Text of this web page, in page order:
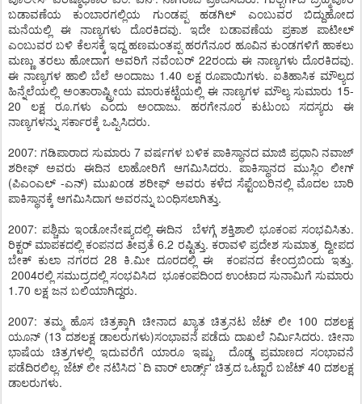
ಬಡಾವಣೆಯ ಕುಂಬಾರಗಲ್ಲಿಯ ಗುಂಡಪ್ಪ ಹಡಗಿಲ್ ಎಂಬುವರ ಬಿದ್ದುಹೋದ
ಮನೆಯಲ್ಲಿ ಈ ನಾಣ್ಯಗಳು ದೊರಕಿದವು. ಇದೇ ಬಡಾವಣೆಯ ಪ್ರಕಾಶ ಪಾಟೀಲ್
ಎಂಬುವರ ಬಳಿ ಕೆಲಸಕ್ಕೆ ಇದ್ದ ಹಣಮಂತಪ್ಪ ಹರಗೆನೂರ ಹೂವಿನ ಕುಂಡಗಳಿಗೆ ಹಾಕಲು
ಮಣ್ಣು ತರಲು ಹೋದಾಗ ಅವರಿಗೆ ನವೆಂಬರ್ 22ರಂದು ಈ ನಾಣ್ಯಗಳು ದೊರಕಿದವು.
ಈ ನಾಣ್ಯಗಳ ಹಾಲಿ ಬೆಲೆ ಅಂದಾಜು 1.40 ಲಕ್ಷ ರೂಪಾಯಿಗಳು. ಐತಿಹಾಸಿಕ ಮೌಲ್ಯದ
ಹಿನ್ನೆಲೆಯಲ್ಲಿ ಅಂತಾರಾಷ್ಟ್ರೀಯ ಮಾರುಕಟ್ಟೆಯಲ್ಲಿ ಈ ನಾಣ್ಯಗಳ ಮೌಲ್ಯ ಸುಮಾರು 15-
20 ಲಕ್ಷ ರೂ.ಗಳು ಎಂದು ಅಂದಾಜು. ಹರಗೇನೂರ ಕುಟುಂಬ ಸದಸ್ಯರು ಈ
ನಾಣ್ಯಗಳನ್ನು ಸರ್ಕಾರಕ್ಕೆ ಒಪ್ಪಿಸಿದರು.
2007: ಗಡಿಪಾರಾದ ಸುಮಾರು 7 ವರ್ಷಗಳ ಬಳಿಕ ಪಾಕಿಸ್ಥಾನದ ಮಾಜಿ ಪ್ರಧಾನಿ ನವಾಜ್
ಶರೀಫ್ ಅವರು ಈದಿನ ಲಾಹೋರಿಗೆ ಆಗಮಿಸಿದರು. ಪಾಕಿಸ್ಥಾನದ ಮುಸ್ಲಿಂ ಲೀಗ್
(ಪಿಎಂಎಲ್ -ಎನ್) ಮುಖಂಡ ಶರೀಫ್ ಅವರು ಕಳೆದ ಸೆಪ್ಟೆಂಬರಿನಲ್ಲಿ ಮೊದಲ ಬಾರಿ
ಪಾಕಿಸ್ಥಾನಕ್ಕೆ ಆಗಮಿಸಿದಾಗ ಅವರನ್ನು ಬಂಧಿಸಲಾಗಿತ್ತು.
2007: ಪಶ್ಚಿಮ ಇಂಡೋನೇಷ್ಯದಲ್ಲಿ ಈದಿನ ಬೆಳಗ್ಗೆ ಶಕ್ತಿಶಾಲಿ ಭೂಕಂಪ ಸಂಭವಿಸಿತು.
ರಿಕ್ಟರ್ ಮಾಪಕದಲ್ಲಿ ಕಂಪನದ ತೀವ್ರತೆ 6.2 ರಷ್ಟಿತ್ತು. ಕರಾವಳಿ ಪ್ರದೇಶ ಸುಮಾತ್ರ ದ್ವೀಪದ
ಬೇಕ್ ಕುಲಾ ನಗರದ 28 ಕಿ.ಮೀ ದೂರದಲ್ಲಿ ಈ ಕಂಪನದ ಕೇಂದ್ರಬಿಂದು ಇತ್ತು.
2004ರಲ್ಲಿ ಸಮುದ್ರದಲ್ಲಿ ಸಂಭವಿಸಿದ ಭೂಕಂಪದಿಂದ ಉಂಟಾದ ಸುನಾಮಿಗೆ ಸುಮಾರು
1.70 ಲಕ್ಷ ಜನ ಬಲಿಯಾಗಿದ್ದರು.
2007: ತಮ್ಮ ಹೊಸ ಚಿತ್ರಕ್ಕಾಗಿ ಚೀನಾದ ಖ್ಯಾತ ಚಿತ್ರನಟ ಜೆಟ್ ಲೀ 100 ದಶಲಕ್ಷ
ಯೂನ್ (13 ದಶಲಕ್ಷ ಡಾಲರುಗಳು)ಸಂಭಾವನೆ ಪಡೆದು ದಾಖಲೆ ನಿರ್ಮಿಸಿದರು. ಚೀನಾ
ಭಾಷೆಯ ಚಿತ್ರಗಳಲ್ಲಿ ಇದುವರೆಗೆ ಯಾರೂ ಇಷ್ಟು ದೊಡ್ಡ ಪ್ರಮಾಣದ ಸಂಭಾವನೆ
ಪಡೆದಿರಲಿಲ್ಲ. ಜೆಟ್ ಲೀ ನಟಿಸಿದ `ದಿ ವಾರ್ ಲಾರ್ಡ್ಸ್' ಚಿತ್ರದ ಒಟ್ಟಾರೆ ಬಜೆಟ್ 40 ದಶಲಕ್ಷ
ಡಾಲರುಗಳು.